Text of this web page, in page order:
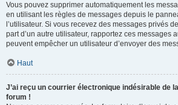
Vous pouvez supprimer automatiquement les
en utilisant les règles de messages depuis le
l’utilisateur. Si vous recevez des messages privés
part d’un autre utilisateur, rapportez ces messages
peuvent empêcher un utilisateur d’envoyer des
Haut
J’ai reçu un courrier électronique indésirable de
forum !